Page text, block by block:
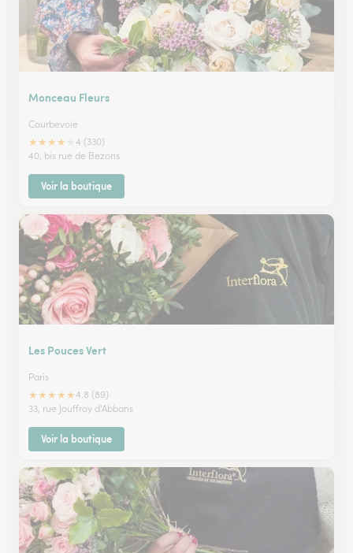
Monceau Fleurs
Courbevoie
★★★★
4 (330)
40, bis rue de Bezons
Voir la boutique
Les Pouces Vert
Paris
★★★★★4.8 (89)
33, rue Jouffroy d'Abbans
Voir la boutique